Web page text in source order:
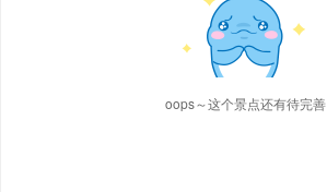
oops～这个景点还有待完善